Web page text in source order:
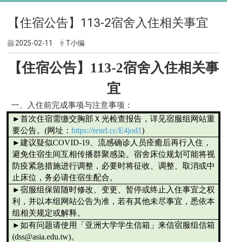
【住宿公告】113-2宿舍入住相关事宜
2025-02-11 T小编
【住宿公告】113-2宿舍入住相关事
宜
一、入住前完成事项与注意事项：
►首次住宿需缴交胸部Ｘ光检查报告，详见宿服组网站重
要公告。 (网址： https://reurl.cc/E4jod1)
►建议疑似COVID-19 、流感确诊人员痊癒后再行入住，
避免住宿生间互相传播群聚感染。宿舍床位规划可能将视
防疫紧急措施进行调整，必要时将征收、调整、取消或中
止床位，务必请住宿生配合。
►宿服组保留随时修改、变更、暂停或终止入住事宜之权
利，并以本组网站公告为准，若有其他未尽事宜，悉依本
组相关规定或解释。
►如有问题请使用「亚洲大学学生信箱」来信宿服组信箱
(dss@asia.edu.tw)。